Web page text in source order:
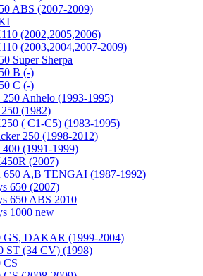
ABS (2007-2009)
(2002,2005,2006)
(2003,2004,2007-2009)
Super Sherpa
B (-)
C (-)
Anhelo (1993-1995)
(1982)
( C1-C5) (1983-1995)
250 (1998-2012)
(1991-1999)
(2007)
A,B TENGAI (1987-1992)
650 (2007)
650 ABS 2010
1000 new
GS, DAKAR (1999-2004)
ST (34 CV) (1998)
CS